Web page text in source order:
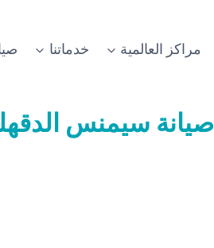
مراكز العالمية خدماتنا
صيانة سيمنس